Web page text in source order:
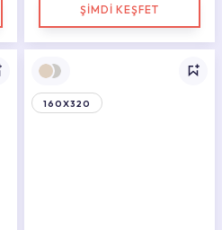
ŞİMDİ KEŞFET
160X320